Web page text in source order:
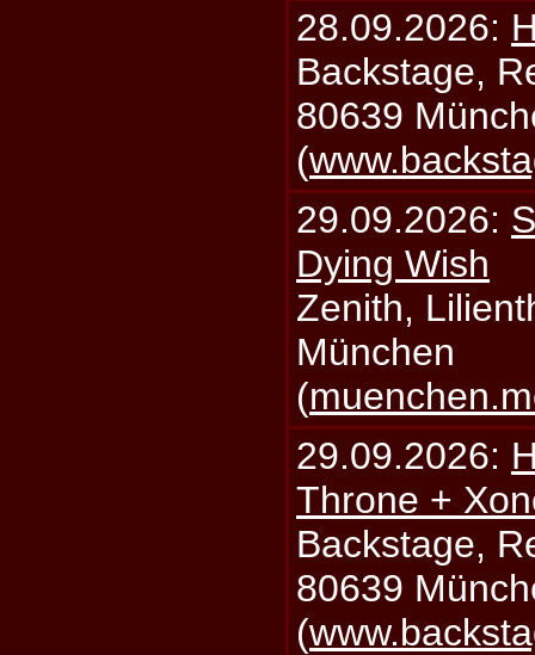
28.09.2026:
Backstage,
80639
(
29.09.2026:
Dying Wish
Zenith,
München
(
29.09.2026:
Throne +
Backstage,
80639
(